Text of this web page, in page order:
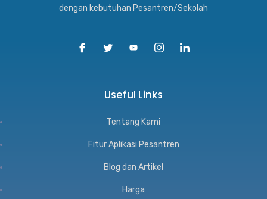
dengan kebutuhan Pesantren/Sekolah
Useful Links
Tentang Kami
Fitur Aplikasi Pesantren
Blog dan Artikel
Harga